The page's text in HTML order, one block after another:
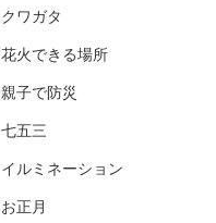
クワガタ
花火できる場所
親子で防災
七五三
イルミネーション
お正月